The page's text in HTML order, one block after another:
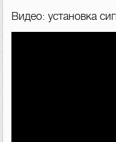
Видео: установка